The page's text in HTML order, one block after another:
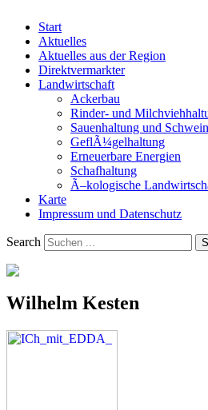
Start
Aktuelles
Aktuelles aus der Region
Direktvermarkter
Landwirtschaft
Ackerbau
Rinder- und
Sauenhaltung und
GeflÃ¼gelhaltung
Erneuerbare Energien
Schafhaltung
Ã–kologische
Karte
Impressum und Datenschutz
Search
Wilhelm Kesten